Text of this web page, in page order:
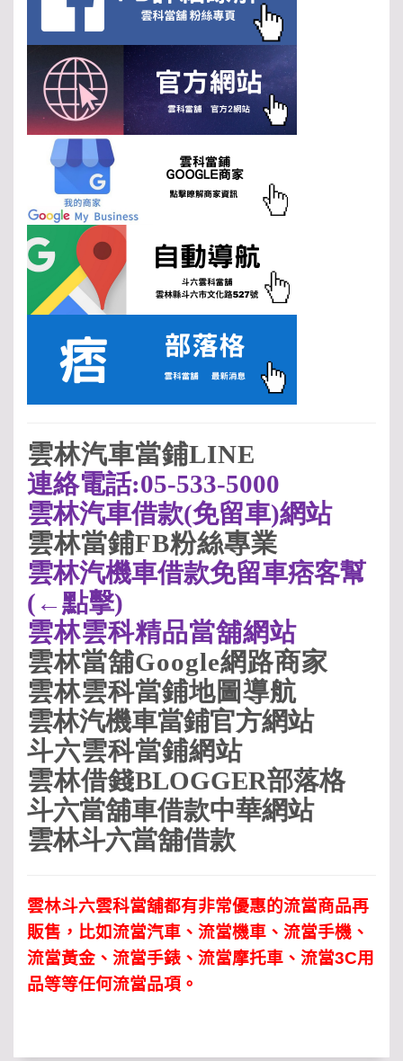
雲林汽車當鋪LINE
連絡電話:05-533-5000
雲林汽車借款(免留車)網站
雲林當鋪FB粉絲專業
雲林汽機車借款免留車痞客幫
( ←點擊)
雲林雲科精品當舖網站
雲林當舖Google網路商家
雲林雲科當鋪地圖導航
雲林汽機車當鋪官方網站
斗六雲科當鋪網站
雲林借錢BLOGGER部落格
斗六當舖車借款中華網站
雲林斗六當舖借款
雲林斗六雲科當舖都有非常優惠的流當商品再
販售，比如流當汽車、流當機車、流當手機、
流當黃金、流當手錶、流當摩托車、流當3C用
品等等任何流當品項。